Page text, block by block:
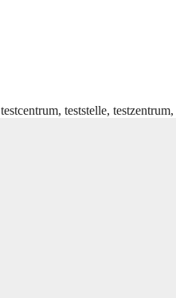
testcentrum, teststelle, testzentrum,